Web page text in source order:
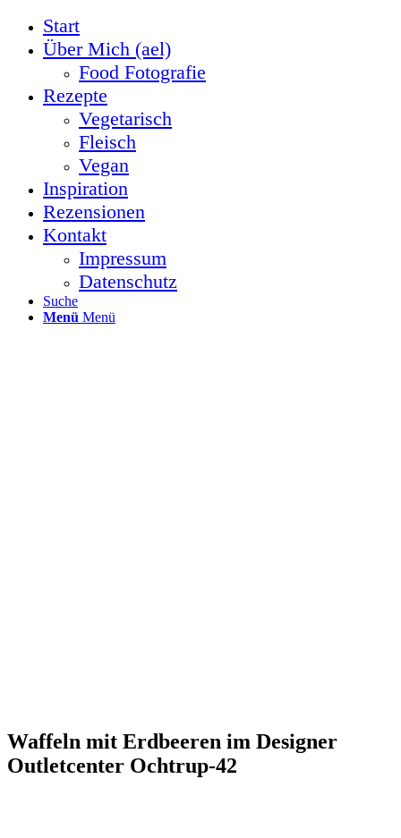
Start
Über Mich (ael)
Food Fotografie
Rezepte
Vegetarisch
Fleisch
Vegan
Inspiration
Rezensionen
Kontakt
Impressum
Datenschutz
Suche
Menü Menü
Waffeln mit Erdbeeren im Designer
Outletcenter Ochtrup-42